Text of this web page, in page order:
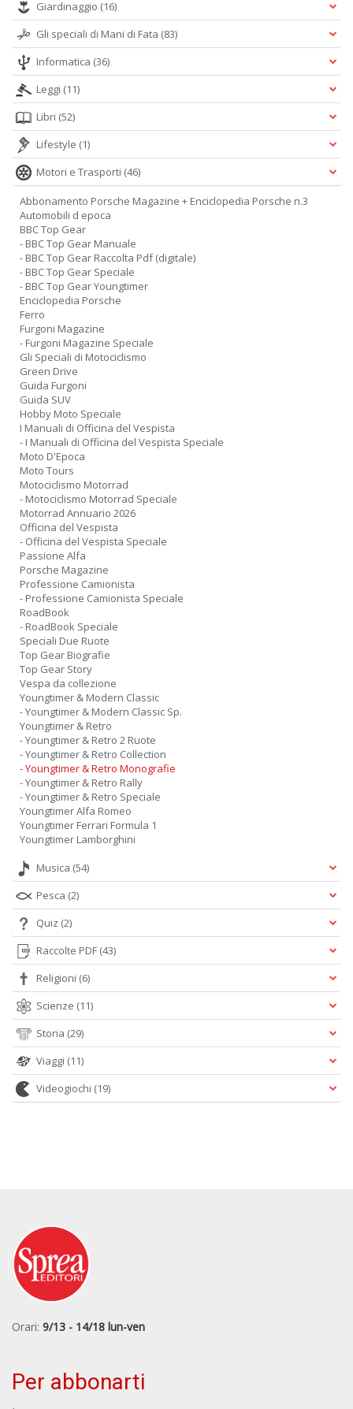
Giardinaggio (16)
Gli speciali di Mani di Fata (83)
Informatica (36)
Leggi (11)
Libri (52)
Lifestyle (1)
Motori e Trasporti (46)
Abbonamento Porsche Magazine + Enciclopedia Porsche n.3
Automobili d epoca
BBC Top Gear
- BBC Top Gear Manuale
- BBC Top Gear Raccolta Pdf (digitale)
- BBC Top Gear Speciale
- BBC Top Gear Youngtimer
Enciclopedia Porsche
Ferro
Furgoni Magazine
- Furgoni Magazine Speciale
Gli Speciali di Motociclismo
Green Drive
Guida Furgoni
Guida SUV
Hobby Moto Speciale
I Manuali di Officina del Vespista
- I Manuali di Officina del Vespista Speciale
Moto D'Epoca
Moto Tours
Motociclismo Motorrad
- Motociclismo Motorrad Speciale
Motorrad Annuario 2026
Officina del Vespista
- Officina del Vespista Speciale
Passione Alfa
Porsche Magazine
Professione Camionista
- Professione Camionista Speciale
RoadBook
- RoadBook Speciale
Speciali Due Ruote
Top Gear Biografie
Top Gear Story
Vespa da collezione
Youngtimer & Modern Classic
- Youngtimer & Modern Classic Sp.
Youngtimer & Retro
- Youngtimer & Retro 2 Ruote
- Youngtimer & Retro Collection
- Youngtimer & Retro Monografie
- Youngtimer & Retro Rally
- Youngtimer & Retro Speciale
Youngtimer Alfa Romeo
Youngtimer Ferrari Formula 1
Youngtimer Lamborghini
Musica (54)
Pesca (2)
Quiz (2)
Raccolte PDF (43)
Religioni (6)
Scienze (11)
Storia (29)
Viaggi (11)
Videogiochi (19)
Orari: 9/13 - 14/18 lun-ven
Per abbonarti